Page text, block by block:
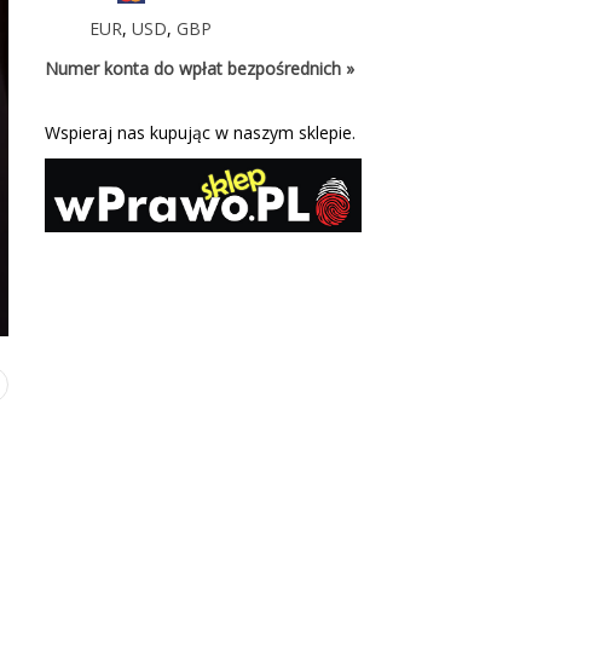
EUR,USD,GBP
Numer konta do wpłat bezpośrednich »
Wspieraj nas kupując w naszym sklepie.